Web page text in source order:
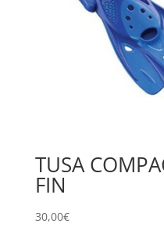
TUSA
FIN
30,00€